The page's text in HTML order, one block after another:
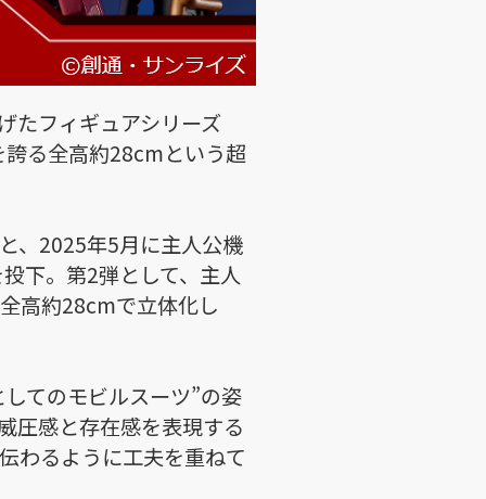
たフィギュアシリーズ
る全高約28cmという超
、2025年5月に主人公機
下。第2弾として、主人
高約28cmで立体化し
てのモビルスーツ”の姿
圧感と存在感を表現する
わるように工夫を重ねて